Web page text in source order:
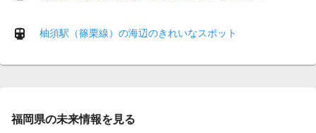
柚須駅（篠栗線）の海辺のきれいなスポット
福岡県の未来情報を見る